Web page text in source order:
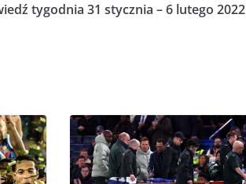
tygodnia 31 stycznia – 6 lutego 2022